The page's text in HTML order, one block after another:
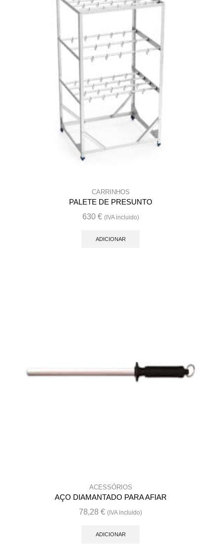
the
CARRINHOS
PALETE DE PRESUNTO
630 € (IVA incluido)
ADICIONAR
ACESSÓRIOS
AÇO DIAMANTADO PARA AFIAR
78,28 € (IVA incluido)
ADICIONAR